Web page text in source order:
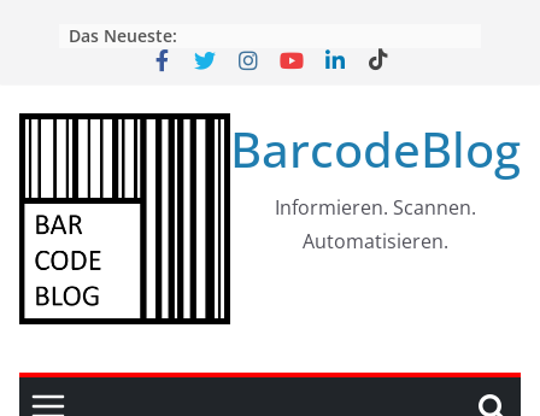
Das Neueste:
BarcodeBlog
Informieren. Scannen.
Automatisieren.